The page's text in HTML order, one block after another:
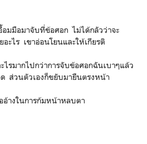
อมมือมาจับที่ข้อศอก ไม่ได้กลัวว่าจะ
อะไร เขาอ่อนโยนและให้เกียรติ
ไรมากไปกว่าการจับข้อศอกฉันเบาๆแล้ว
ส่วนตัวเองก็ขยับมายืนตรงหน้า
างในการก้มหน้าหลบตา